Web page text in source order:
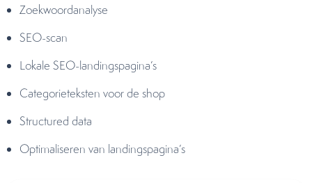
Zoekwoordanalyse
SEO-scan
Lokale SEO-landingspagina’s
Categorieteksten voor de shop
Structured data
Optimaliseren van landingspagina’s